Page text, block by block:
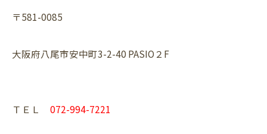
〒581-0085
大阪府八尾市安中町3-2-40 PASIO２F
ＴＥＬ 072-994-7221